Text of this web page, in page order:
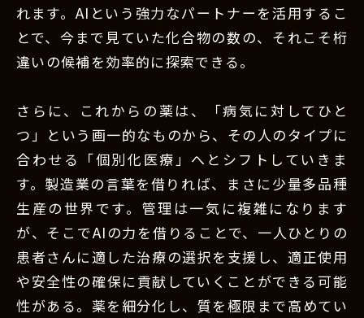
れます。AIという強力なパートナーを活用するこ
とで、今まで見ていた化合物の数の、それこそ桁
違いの候補を効率的に探索できる。
さらに、これからの薬は、「病気に対してひと
つ」という画一的なものから、その人のタイプに
合わせる「個別化医療」へとシフトしていきま
す。製造業の言葉を借りれば、まさに少量多品種
生産の世界です。管理は一気に複雑になります
が、そこでAIの力を借りることで、一人ひとりの
患者さんに適した治療の選択を支援し、適正使用
や安全性の確保に貢献していくことができる可能
性がある。薬を細分化し、質を極限まで高めてい